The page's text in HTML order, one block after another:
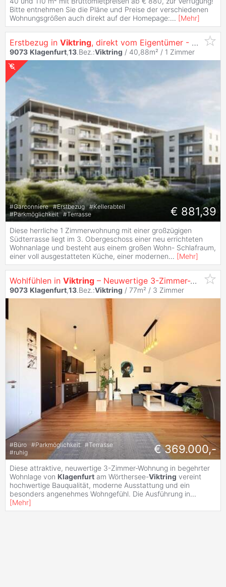
Bitte entnehmen Sie die Pläne und Preise der verschiedenen
Wohnungsgrößen auch direkt auf der Homepage:... [Mehr]
Erstbezug in Viktring, direkt vom Eigentümer - Singletraum - Garconniere mit Südterrasse und Küche
9073 Klagenfurt,13.Bez.:Viktring / 40,88m² / 1 Zimmer
#Garconniere #Erstbezug #Kellerabteil
#Parkmöglichkeit #Terrasse € 881,39
Diese herrliche 1 Zimmerwohnung mit einer großzügigen
Südterrasse liegt im 3. Obergeschoss einer neu errichteten
Wohnanlage und besteht aus einem großen Wohn- Schlafraum,
einer voll ausgestatteten Küche, einer modernen... [Mehr]
Wohlfühlen in Viktring – Neuwertige 3-Zimmer-Wohnung mit hochwertiger Ausstattung
9073 Klagenfurt,13.Bez.:Viktring / 77m² / 3 Zimmer
#Büro #Parkmöglichkeit #Terrasse
#ruhig € 369.000,-
Diese attraktive, neuwertige 3-Zimmer-Wohnung in begehrter
Wohnlage von Klagenfurt am Wörthersee-Viktring vereint
hochwertige Bauqualität, moderne Ausstattung und ein
besonders angenehmes Wohngefühl. Die Ausführung in...
[Mehr]